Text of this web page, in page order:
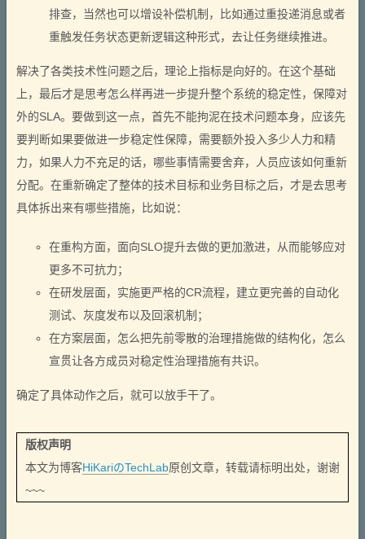
排查，当然也可以增设补偿机制，比如通过重投递消息或者
重触发任务状态更新逻辑这种形式，去让任务继续推进。
解决了各类技术性问题之后，理论上指标是向好的。在这个基础
上，最后才是思考怎么样再进一步提升整个系统的稳定性，保障对
外的SLA。要做到这一点，首先不能拘泥在技术问题本身，应该先
要判断如果要做进一步稳定性保障，需要额外投入多少人力和精
力，如果人力不充足的话，哪些事情需要舍弃，人员应该如何重新
分配。在重新确定了整体的技术目标和业务目标之后，才是去思考
具体拆出来有哪些措施，比如说：
在重构方面，面向SLO提升去做的更加激进，从而能够应对
更多不可抗力；
在研发层面，实施更严格的CR流程，建立更完善的自动化
测试、灰度发布以及回滚机制；
在方案层面，怎么把先前零散的治理措施做的结构化，怎么
宣贯让各方成员对稳定性治理措施有共识。
确定了具体动作之后，就可以放手干了。
版权声明
本文为博客HiKariのTechLab原创文章，转载请标明出处，谢谢
~~~